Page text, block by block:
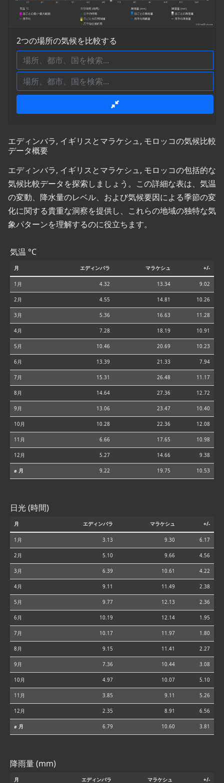
2つの場所の気候を比較する
エディンバラ, イギリスとマラケシュ, モロッコの気候比較
データ概要
エディンバラ, イギリスとマラケシュ, モロッコの包括的な
気候比較データを探索しましょう。この詳細な表は、気温
の変動、降水量のレベル、および気候要因による季節の変
化に関する貴重な洞察を提供し、これらの地域の独特な気
象パターンを理解するのに役立ちます。
気温 °C
月 エディンバラ マラケシュ +/-
1月 4.32 13.34 9.02
2月 4.55 14.81 10.26
3月 5.36 16.63 11.28
4月 7.28 18.19 10.91
5月 10.46 20.69 10.23
6月 13.39 21.33 7.94
7月 15.31 26.48 11.17
8月 14.64 27.36 12.72
9月 13.06 23.47 10.40
10月 10.28 22.36 12.08
11月 6.66 17.65 10.98
12月 5.27 14.66 9.38
⌀ 月 9.22 19.75 10.53
日光 (時間)
月 エディンバラ マラケシュ +/-
1月 3.13 9.30 6.17
2月 5.10 9.66 4.56
3月 6.39 10.61 4.22
4月 9.11 11.49 2.38
5月 9.77 12.13 2.36
6月 10.19 12.14 1.95
7月 10.17 11.97 1.80
8月 9.15 11.41 2.27
9月 7.36 10.44 3.08
10月 4.97 10.07 5.10
11月 3.85 9.11 5.26
12月 2.35 8.91 6.56
⌀ 月 6.79 10.60 3.81
降雨量 (mm)
月 エディンバラ マラケシュ +/-